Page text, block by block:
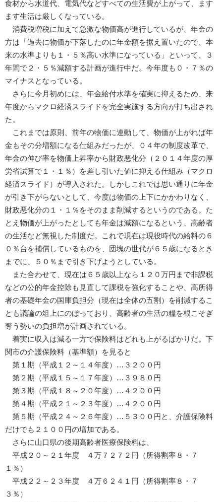
食材から水道代、電気代などすべての生活費が上がって、ます
ます生活は厳しくなっている。
消費税増税に加えて急激な物価高が進行しているが、年金の
方は「過去に物価が下落したのに年金額を据え置いたので、本
来の水準よりも１・５％高い水準になっている」といって、３
年間で２・５％減額する計画が進行中だ。今年度も０・７％の
マイナスとなっている。
さらに今月初めには、年金給付水準を確実に抑えるため、来
年度からマクロ経済スライドを完全実施する方向が打ち出され
た。
これまでは原則、前年の物価に連動して、物価が上がれば年
金もその分増額になる仕組みだったが、０４年の制度改革で、
年金の伸び率を物価上昇率から財政悪化分（２０１４年度の厚
労省試算で１・１％）を差し引いた値に抑える仕組み（マクロ
経済スライド）が導入された。しかしこれでは思い通りに年金
が引き下がらないとして、今度は物価の上下にかかわりなく、
財政悪化分の１・１％をそのまま削減するというのである。た
とえ物価が上がったとしても年金は減額になるという、高齢者
の生活など無視した制度だ。これで現在は現役時代の給料の６
０％台を補償しているものを、団塊の世代が６５歳になるとき
までに、５０％まで引き下げようとしている。
また合わせて、現在は６５歳以上なら１２０万円まで非課税
などの公的年金控除も見直して課税を強化することや、高所得
者の基礎年金の国庫負担分（現在は全体の五割）を削減するこ
とも議論の俎上にのぼっており、高齢者の生活の糧を根こそぎ
奪う勢いの負担増が計画されている。
着実に収入は減る一方で保険料はどれも上がるばかりだ。下
関市の介護保険料（基準額）を見ると
第１期（平成１２～１４年度）…３２００円
第２期（平成１５～１７年度）…３９８０円
第３期（平成１８～２０年度）…４２００円
第４期（平成２１～２３年度）…４２００円
第５期（平成２４～２６年度）…５３００円と、介護保険料
だけでも２１００円の増加である。
さらに山口県の後期高齢者医療保険料は、
平成２０～２１年度 ４万７２７２円（所得割率８・７
１％）
平成２２～２３年度 ４万６２４１円（所得割率８・７
３％）